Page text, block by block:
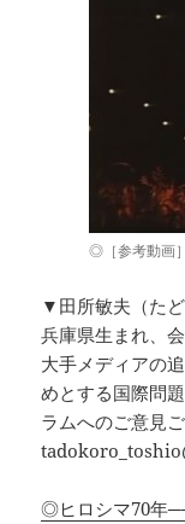
◎［参考動画
▼田所敏夫（た
兵庫県生まれ、
大手メディアの
めとする国際問
ラムへのご意見
◎ヒロシマ70年